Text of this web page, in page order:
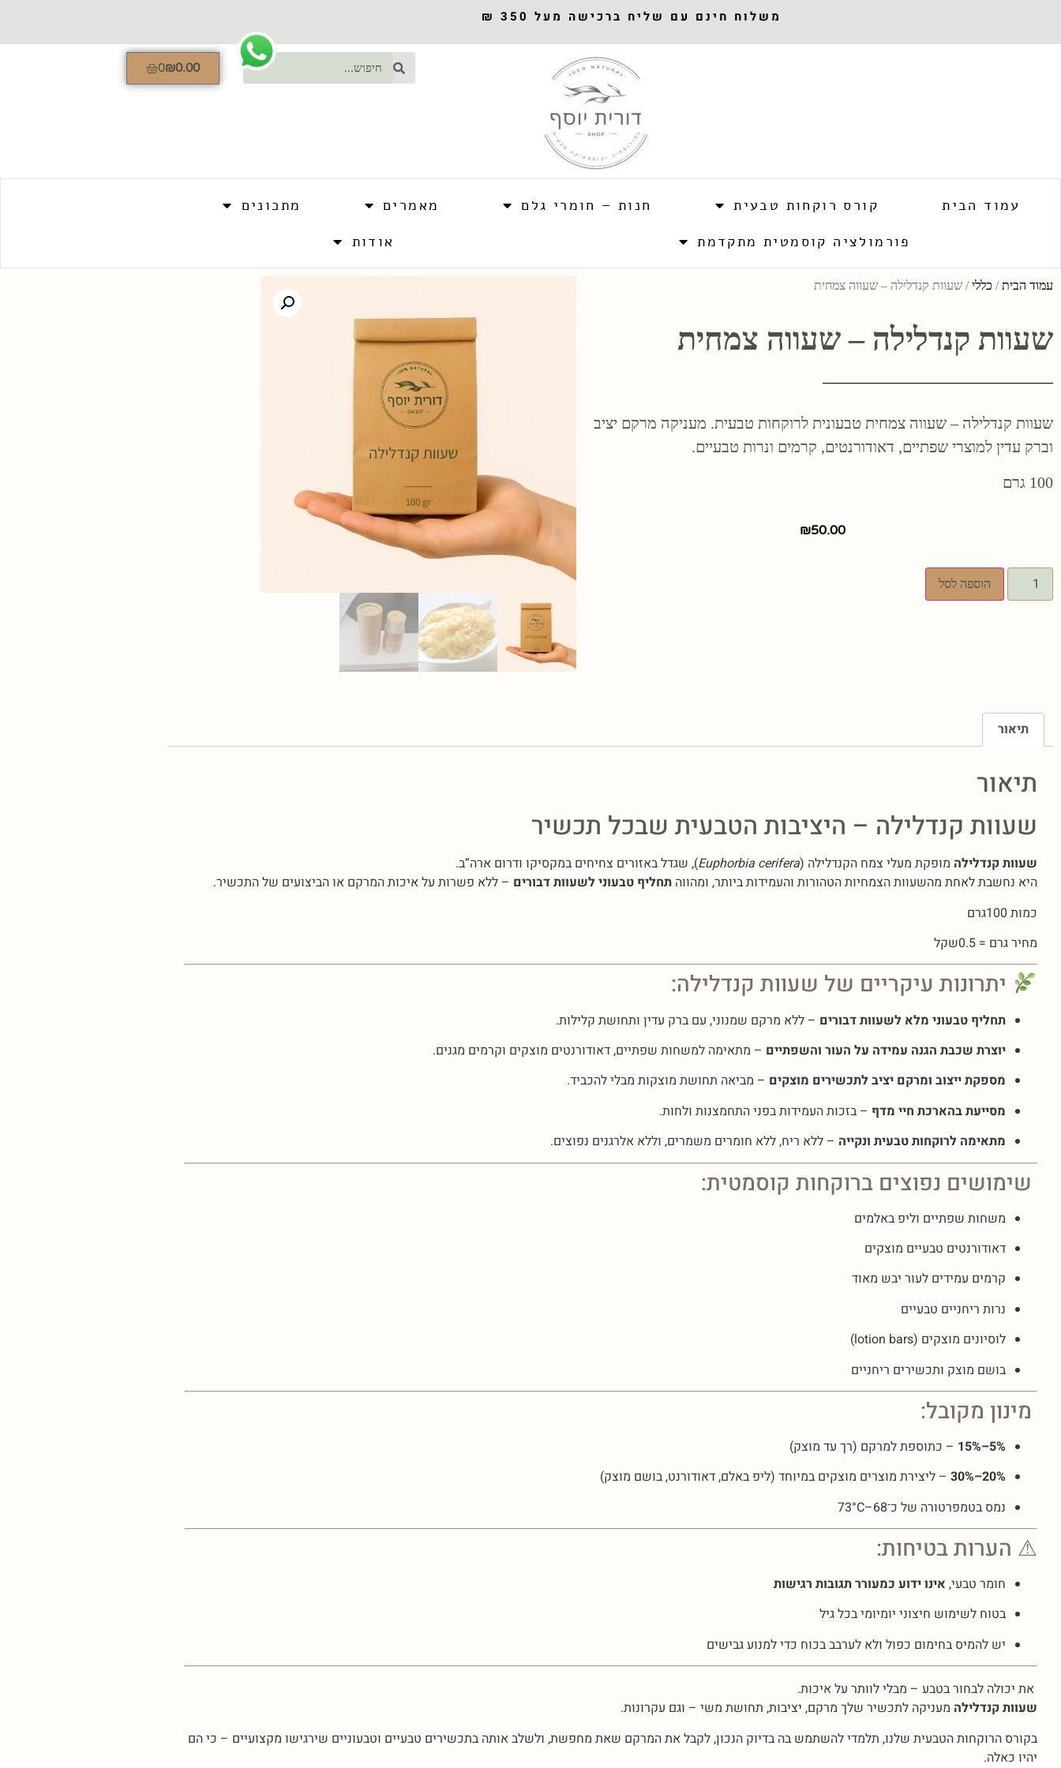
משלוח חינם עם שליח ברכישה מעל 350 ₪
₪0.00
0
עמוד הבית קורס רוקחות טבעית חנות – חומרי גלם מאמרים
מתכונים
פורמולציה קוסמטית מתקדמת
אודות
עמוד הבית/ כללי/ שעוות קנדלילה – שעווה צמחית
שעוות קנדלילה – שעווה צמחית
שעוות קנדלילה – שעווה צמחית טבעונית לרוקחות טבעית. מעניקה מרקם יציב
וברק עדין למוצרי שפתיים, דאודורנטים, קרמים ונרות טבעיים.
100 גרם
₪50.00
הוספה לסל
תיאור
תיאור
שעוות קנדלילה – היציבות הטבעית שבכל תכשיר
שעוות קנדלילה מופקת מעלי צמח הקנדלילה (Euphorbia cerifera), שגדל באזורים צחיחים במקסיקו ודרום ארה”ב.
היא נחשבת לאחת מהשעוות הצמחיות הטהורות והעמידות ביותר, ומהווה תחליף טבעוני לשעוות דבורים – ללא פשרות על איכות המרקם או הביצועים של התכשיר.
כמות 100גרם
מחיר גרם = 0.5שקל
יתרונות עיקריים של שעוות קנדלילה:
תחליף טבעוני מלא לשעוות דבורים – ללא מרקם שמנוני, עם ברק עדין ותחושת קלילות.
יוצרת שכבת הגנה עמידה על העור והשפתיים – מתאימה למשחות שפתיים, דאודורנטים מוצקים וקרמים מגנים.
מספקת ייצוב ומרקם יציב לתכשירים מוצקים – מביאה תחושת מוצקות מבלי להכביד.
מסייעת בהארכת חיי מדף – בזכות העמידות בפני התחמצנות ולחות.
מתאימה לרוקחות טבעית ונקייה – ללא ריח, ללא חומרים משמרים, וללא אלרגנים נפוצים.
שימושים נפוצים ברוקחות קוסמטית:
משחות שפתיים וליפ באלמים
דאודורנטים טבעיים מוצקים
קרמים עמידים לעור יבש מאוד
נרות ריחניים טבעיים
לוסיונים מוצקים (lotion bars)
בושם מוצק ותכשירים ריחניים
מינון מקובל:
5%–15%
– כתוספת למרקם (רך עד מוצק)
20%–30%
– ליצירת מוצרים מוצקים במיוחד (ליפ באלם, דאודורנט, בושם מוצק)
נמס בטמפרטורה של כ־68–73°C
⚠ הערות בטיחות:
חומר טבעי, אינו ידוע כמעורר תגובות רגישות
בטוח לשימוש חיצוני יומיומי בכל גיל
יש להמיס בחימום כפול ולא לערבב בכוח כדי למנוע גבישים
את יכולה לבחור בטבע – מבלי לוותר על איכות.
שעוות קנדלילה מעניקה לתכשיר שלך מרקם, יציבות, תחושת משי – וגם עקרונות.
בקורס הרוקחות הטבעית שלנו, תלמדי להשתמש בה בדיוק הנכון, לקבל את המרקם שאת מחפשת, ולשלב אותה בתכשירים טבעיים וטבעוניים שירגישו מקצועיים – כי הם
יהיו כאלה.